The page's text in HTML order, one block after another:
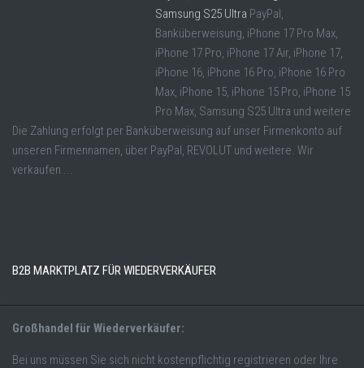
Samsung S25 Ultra PayPal,
Banküberweisung, iPhone 17 Pro Max,
iPhone 17 Pro, iPhone 17 Air, iPhone 17,
iPhone 16, iPhone 16 Pro, iPhone 16 Pro
Max, iPhone 15, iPhone 15 Pro, iPhone 15
Pro Max, Samsung S25 Ultra und weitere
Die Zahlung erfolgt per Banküberweisung auf unser Firmenkonto auf
unseren Firmennamen, über PayPal, REVOLUT und weitere. Wir
verkaufen ...
B2B MARKTPLATZ FÜR WIEDERVERKÄUFER
Großhandel für Wiederverkäufer:
Bei uns müssen Sie sich nicht kostenpflichtig registrieren oder Ihre